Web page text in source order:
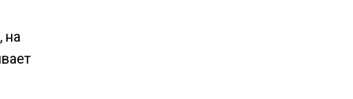
на